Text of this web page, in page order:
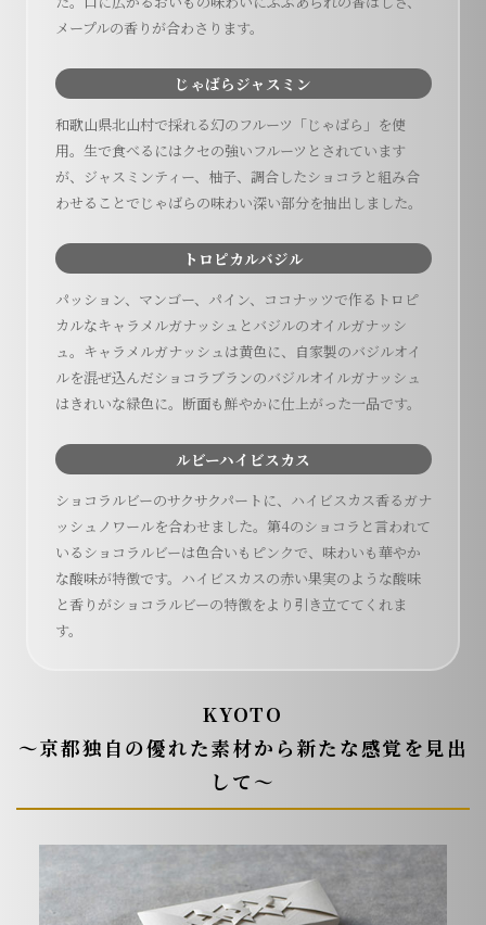
メープルの香りが合わさります。
じゃばらジャスミン
和歌山県北山村で採れる幻のフルーツ「じゃばら」を使
用。生で食べるにはクセの強いフルーツとされています
が、ジャスミンティー、柚子、調合したショコラと組み合
わせることでじゃばらの味わい深い部分を抽出しました。
トロピカルバジル
パッション、マンゴー、パイン、ココナッツで作るトロピ
カルなキャラメルガナッシュとバジルのオイルガナッシ
ュ。キャラメルガナッシュは黄色に、自家製のバジルオイ
ルを混ぜ込んだショコラブランのバジルオイルガナッシュ
はきれいな緑色に。断面も鮮やかに仕上がった一品です。
ルビーハイビスカス
ショコラルビーのサクサクパートに、ハイビスカス香るガナ
ッシュノワールを合わせました。第4のショコラと言われて
いるショコラルビーは色合いもピンクで、味わいも華やか
な酸味が特徴です。ハイビスカスの赤い果実のような酸味
と香りがショコラルビーの特徴をより引き立ててくれま
す。
KYOTO
～京都独自の優れた素材から新たな感覚を見出
して～